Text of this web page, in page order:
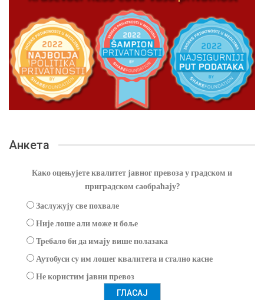
Анкета
Како оцењујете квалитет јавног превоза у градском и
приградском саобраћају?
Заслужују све похвале
Није лоше али може и боље
Требало би да имају више полазака
Аутобуси су им лошег квалитета и стално касне
Не користим јавни превоз